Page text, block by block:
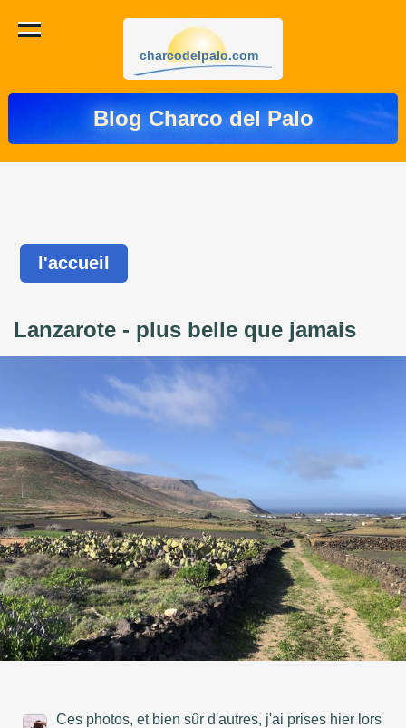
charcodelpalo.com
Blog Charco del Palo
l'accueil
Lanzarote - plus belle que jamais
Ces photos, et bien sûr d'autres, j'ai prises hier lors